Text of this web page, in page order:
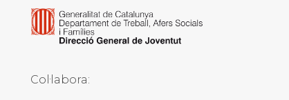
Col·labora: